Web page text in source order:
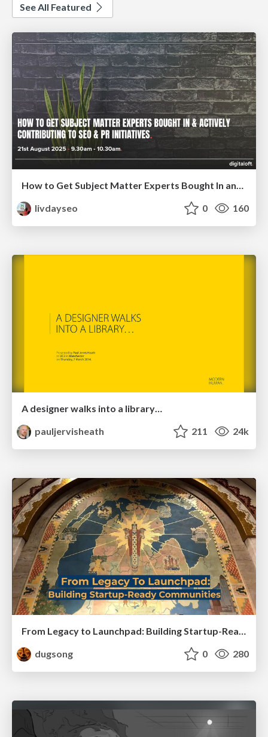
See All Featured
How to Get Subject Matter Experts Bought In and Actively Contributing to SEO & PR Initiatives.
livdayseo
0 160
A designer walks into a library…
pauljervisheath
211 24k
From Legacy to Launchpad: Building Startup-Ready Communities
dugsong
0 280